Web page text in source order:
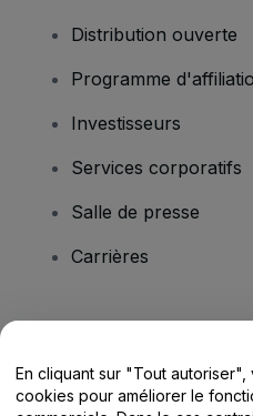
Distribution ouverte
Programme
Investisseurs
Services corporatifs
Salle de presse
Carrières
Centre d'assistance
En cliquant sur "Tout
cookies pour améliorer le